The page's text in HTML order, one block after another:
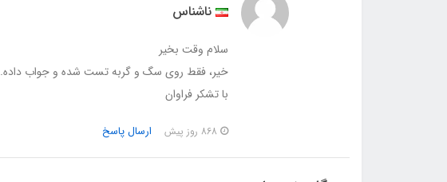
ناشناس
سلام وقت بخیر
خیر، فقط روی سگ و گربه تست شده و جواب داده.
با تشکر فراوان
ارسال پاسخ